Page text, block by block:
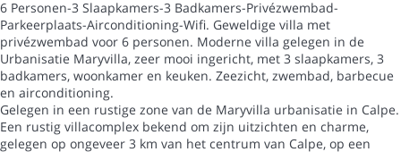
6 Personen-3 Slaapkamers-3 Badkamers-Privézwembad-
Parkeerplaats-Airconditioning-Wifi. Geweldige villa met
privézwembad voor 6 personen. Moderne villa gelegen in de
Urbanisatie Maryvilla, zeer mooi ingericht, met 3 slaapkamers, 3
badkamers, woonkamer en keuken. Zeezicht, zwembad, barbecue
en airconditioning.
Gelegen in een rustige zone van de Maryvilla urbanisatie in Calpe.
Een rustig villacomplex bekend om zijn uitzichten en charme,
gelegen op ongeveer 3 km van het centrum van Calpe, op een